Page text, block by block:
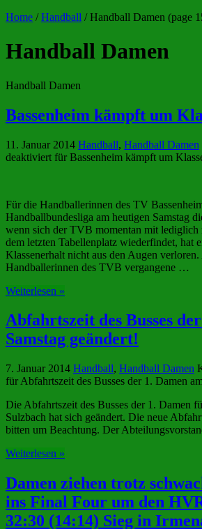
Home / Handball / Handball Damen (page
Handball Damen
Handball Damen
Bassenheim kämpft um
11. Januar 2014 Handball, Handball Damen
deaktiviert für Bassenheim kämpft um
Für die Handballerinnen des TV
Handballbundesliga am heutigen Samstag
wenn sich der TVB momentan mit lediglich
dem letzten Tabellenplatz wiederfindet, hat
Klassenerhalt nicht aus den Augen
Handballerinnen des TVB vergangene …
Weiterlesen »
Abfahrtszeit des Busses
Samstag geändert!
7. Januar 2014 Handball, Handball Damen
für Abfahrtszeit des Busses der 1. Damen
Die Abfahrtszeit des Busses der 1. Damen
Sulzbach hat sich geändert. Die neue
bitten um Beachtung. Der
Weiterlesen »
Damen ziehen trotz
ins Final Four um den
32:30 (14:14) Sieg in